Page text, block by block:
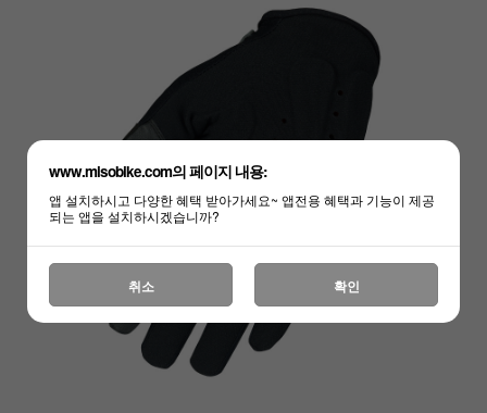
www.misobike.com의 페이지 내용:
앱 설치하시고 다양한 혜택 받아가세요~ 앱전용 혜택과 기능이 제공
되는 앱을 설치하시겠습니까?
취소 확인